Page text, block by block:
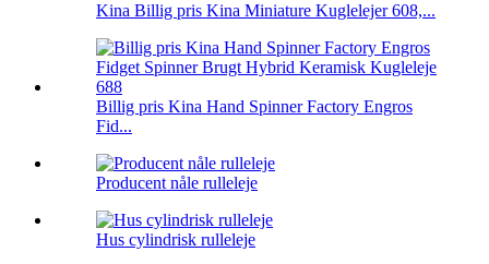
Kina Billig pris Kina Miniature Kuglelejer 608,...
Billig pris Kina Hand Spinner Factory Engros
Fid...
Producent nåle rulleleje
Hus cylindrisk rulleleje